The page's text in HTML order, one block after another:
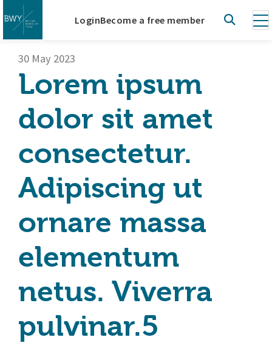
LoginBecome a free member
30 May 2023
Lorem ipsum
dolor sit amet
consectetur.
Adipiscing ut
ornare massa
elementum
netus. Viverra
pulvinar.5